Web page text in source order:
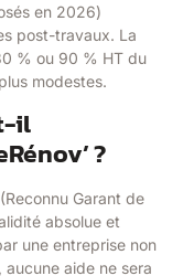
en 2026)
post-travaux. La
% ou 90 % HT du
modestes.
il
?
Garant de
absolue et
une entreprise non
aide ne sera